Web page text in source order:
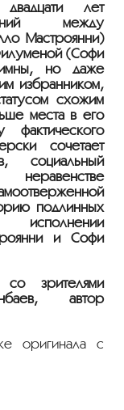
лет
между
Мастроянни)
(Софи
но даже
избранником,
схожим
места в его
сочетает
социальный
подлинных
и Софи
зрителями
автор
оригинала с